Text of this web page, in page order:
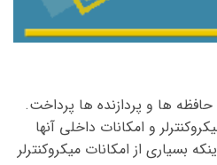
ها و پردازنده ها پرداخت.
و امکانات داخلی آنها
بسیاری از امکانات میکروکنترلر